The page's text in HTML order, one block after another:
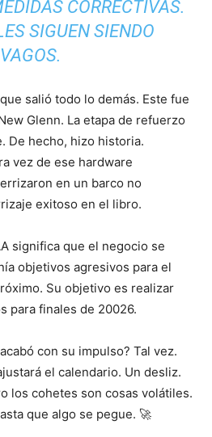
CORRECTIVAS.
SIGUEN SIENDO
VAGOS.
salió todo lo demás. Este fue
Glenn. La etapa de refuerzo
De hecho, hizo historia.
vez de ese hardware
en un barco no
exitoso en el libro.
significa que el negocio se
objetivos agresivos para el
Su objetivo es realizar
para finales de 20026.
con su impulso? Tal vez.
el calendario. Un desliz.
los cohetes son cosas volátiles.
que algo se pegue. 🚀